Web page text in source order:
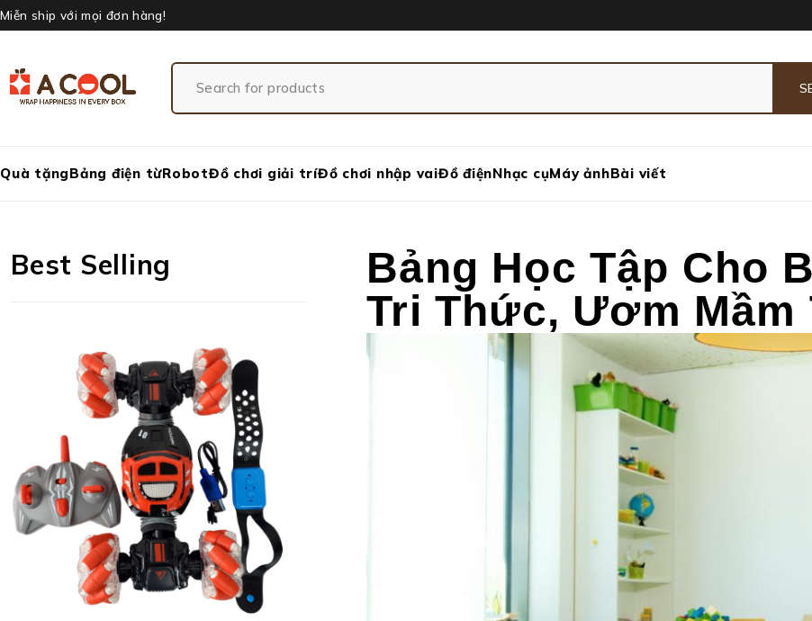
Miễn ship với mọi đơn hàng!
Quà tặngBảng điện từRobotĐồ chơi giải tríĐồ chơi nhập vaiĐồ điệnNhạc cụMáy ảnhBài viết
Best Selling
Bảng Học Tập Cho
Tri Thức, Ươm